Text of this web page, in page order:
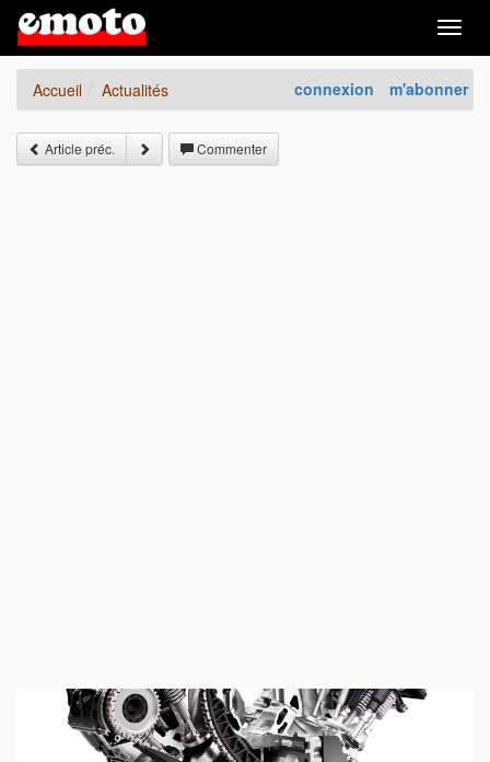
connexion m'abonner
Accueil Actualités
Article préc. Commenter